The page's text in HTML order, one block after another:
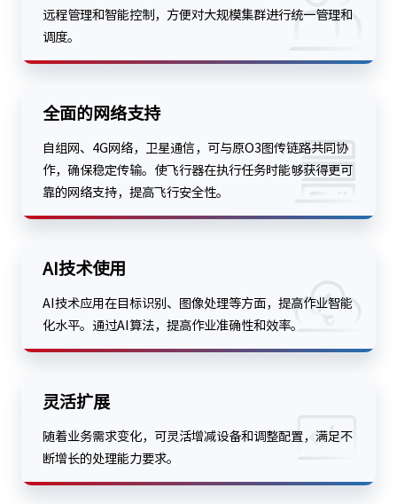
远程管理和智能控制，方便对大规模集群进行统一管理和
调度。
全面的网络支持
自组网、4G网络，卫星通信，可与原O3图传链路共同协
作，确保稳定传输。使飞行器在执行任务时能够获得更可
靠的网络支持，提高飞行安全性。
AI技术使用
AI技术应用在目标识别、图像处理等方面，提高作业智能
化水平。通过AI算法，提高作业准确性和效率。
灵活扩展
随着业务需求变化，可灵活增减设备和调整配置，满足不
断增长的处理能力要求。